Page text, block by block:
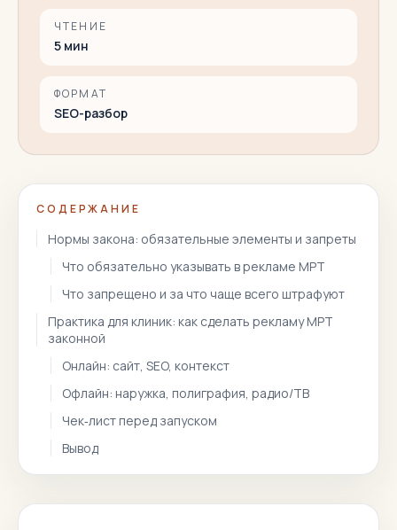
ЧТЕНИЕ
5 мин
ФОРМАТ
SEO-разбор
СОДЕРЖАНИЕ
Нормы закона: обязательные элементы и запреты
Что обязательно указывать в рекламе МРТ
Что запрещено и за что чаще всего штрафуют
Практика для клиник: как сделать рекламу МРТ
законной
Онлайн: сайт, SEO, контекст
Офлайн: наружка, полиграфия, радио/ТВ
Чек‑лист перед запуском
Вывод